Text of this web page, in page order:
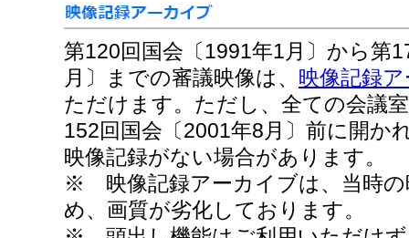
第120回国会〔1991年1月〕から第
月〕までの審議映像は、 映像記録
ただけます。ただし、全ての会議
152回国会〔2001年8月〕前に開か
映像記録がない場合があります。
※ 映像記録アーカイブは、当時の
め、画質が劣化しております。